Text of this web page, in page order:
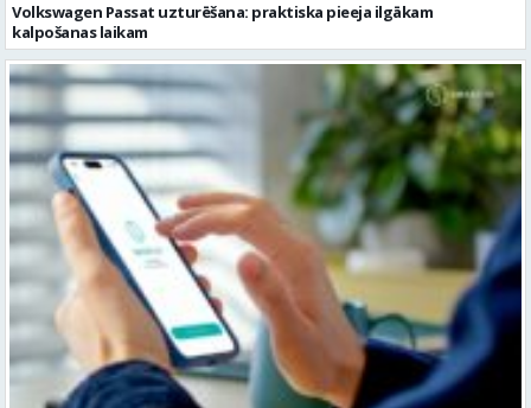
Volkswagen Passat uzturēšana: praktiska pieeja ilgākam
kalpošanas laikam